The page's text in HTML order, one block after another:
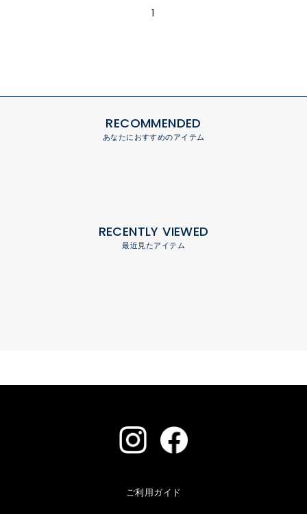
1
RECOMMENDED
あなたにおすすめのアイテム
RECENTLY VIEWED
最近見たアイテム
ご利用ガイド